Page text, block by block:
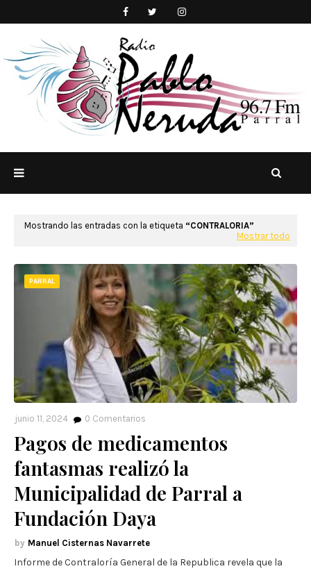
Mostrando las entradas con la etiqueta
CONTRALORIA
Mostrar todo
PARRAL
junio 11, 2024 0 Comentarios
Pagos de medicamentos
fantasmas realizó la
Municipalidad de Parral a
Fundación Daya
Manuel Cisternas Navarrete
Informe de Contraloría General de la Republica revela que la